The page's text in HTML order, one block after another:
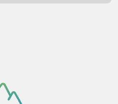
bags and get ready